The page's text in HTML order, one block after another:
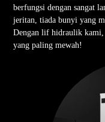
berfungsi dengan sangat
jeritan, tiada bunyi yang
Dengan lif hidraulik kami,
yang paling mewah!